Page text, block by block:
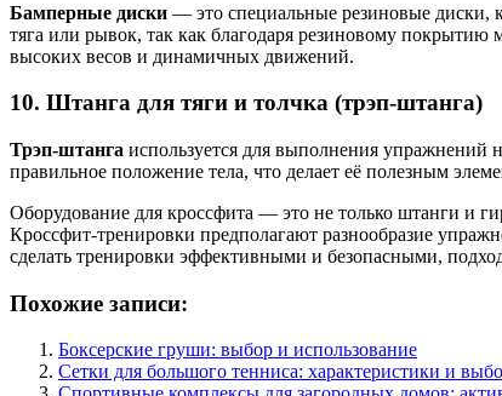
Бамперные диски — это специальные резиновые диски,
тяга или рывок, так как благодаря резиновому покрытию
высоких весов и динамичных движений.
10. Штанга для тяги и толчка (трэп-штанга)
Трэп-штанга используется для выполнения упражнений
правильное положение тела, что делает её полезным
Оборудование для кроссфита — это не только штанги и
Кроссфит-тренировки предполагают разнообразие
сделать тренировки эффективными и безопасными,
Похожие записи:
Боксерские груши: выбор и использование
Сетки для большого тенниса: характеристики и